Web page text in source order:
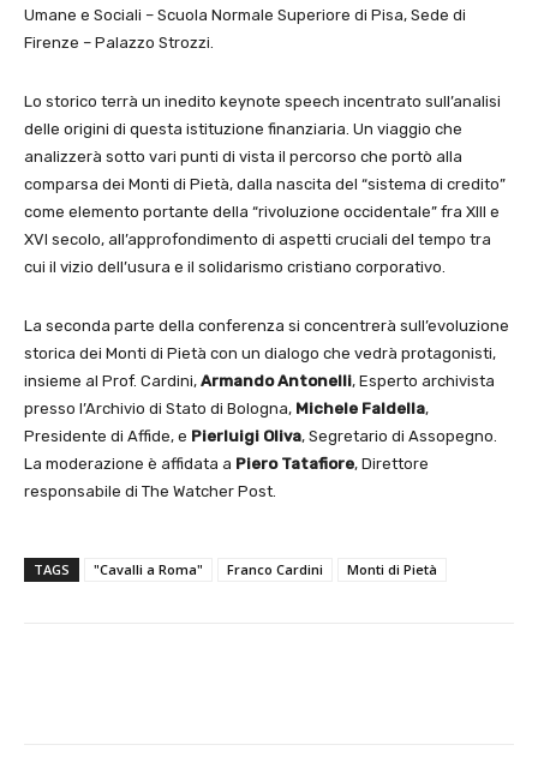
Umane e Sociali – Scuola Normale Superiore di Pisa, Sede di
Firenze – Palazzo Strozzi.
Lo storico terrà un inedito keynote speech incentrato sull’analisi
delle origini di questa istituzione finanziaria. Un viaggio che
analizzerà sotto vari punti di vista il percorso che portò alla
comparsa dei Monti di Pietà, dalla nascita del “sistema di credito”
come elemento portante della “rivoluzione occidentale” fra XIII e
XVI secolo, all’approfondimento di aspetti cruciali del tempo tra
cui il vizio dell’usura e il solidarismo cristiano corporativo.
La seconda parte della conferenza si concentrerà sull’evoluzione
storica dei Monti di Pietà con un dialogo che vedrà protagonisti,
insieme al Prof. Cardini, Armando Antonelli, Esperto archivista
presso l’Archivio di Stato di Bologna, Michele Faldella,
Presidente di Affide, e Pierluigi Oliva, Segretario di Assopegno.
La moderazione è affidata a Piero Tatafiore, Direttore
responsabile di The Watcher Post.
TAGS "Cavalli a Roma" Franco Cardini Monti di Pietà